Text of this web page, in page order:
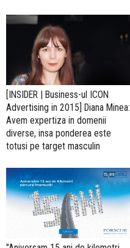
[INSIDER | Business-ul ICON
Advertising in 2015] Diana Minea:
Avem expertiza in domenii
diverse, insa ponderea este
totusi pe target masculin